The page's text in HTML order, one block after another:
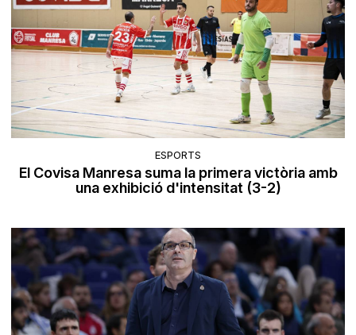
ESPORTS
El Covisa Manresa suma la primera victòria amb
una exhibició d'intensitat (3-2)